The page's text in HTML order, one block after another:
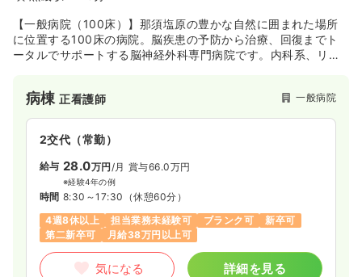
【一般病院（100床）】那須塩原の豊かな自然に囲まれた場所
に位置する100床の病院。脳疾患の予防から治療、回復までト
ータルでサポートする脳神経外科専門病院です。内科系、リハ
病棟正看護師 一般病院
2交代（常勤）
給与 28.0万円 /月 賞与66.0万円
※経験4年の例
時間 8:30～17:30 （休憩60分）
4週8休以上
担当業務未経験可 ブランク可
新卒可
第二新卒可
月給38万円以上可
気になる 詳細を見る